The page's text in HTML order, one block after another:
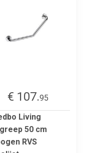
€ 107.95
Living
50 cm
RVS